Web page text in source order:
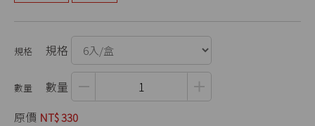
規格
數量
原價 NT$ 330